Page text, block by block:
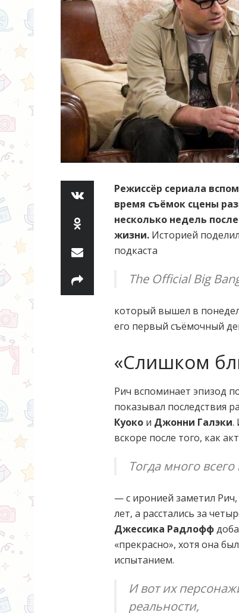
Режиссёр сериала
время съёмок сцены
несколько недель
жизни. Историей
подкаста
The Official Big
который вышел в
его первый съёмочный
«Слишком
Рич вспоминает эпизод
показывал последствия
Куоко и Джонни Галэки.
вскоре после того, как
Тогда много
— с иронией заметил Рич,
лет, а расстались за
Джессика Радлофф
«прекрасно», хотя она
испытанием.
И вот их
реальности,